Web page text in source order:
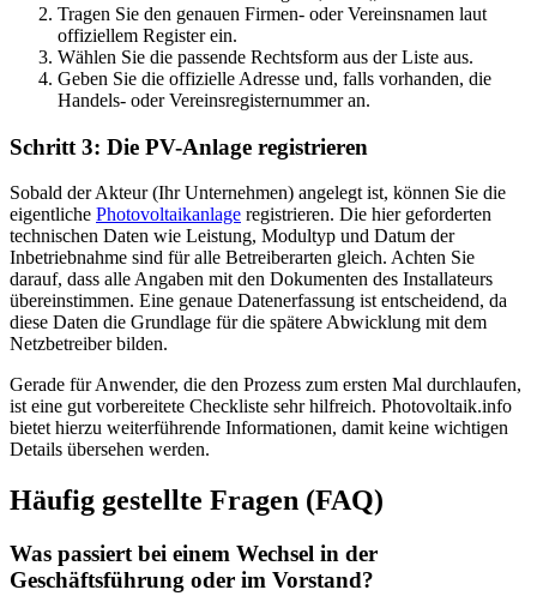
Tragen Sie den genauen Firmen- oder Vereinsnamen laut
offiziellem Register ein.
Wählen Sie die passende Rechtsform aus der Liste aus.
Geben Sie die offizielle Adresse und, falls vorhanden, die
Handels- oder Vereinsregisternummer an.
Schritt 3: Die PV-Anlage registrieren
Sobald der Akteur (Ihr Unternehmen) angelegt ist, können Sie die
eigentliche Photovoltaikanlage registrieren. Die hier geforderten
technischen Daten wie Leistung, Modultyp und Datum der
Inbetriebnahme sind für alle Betreiberarten gleich. Achten Sie
darauf, dass alle Angaben mit den Dokumenten des Installateurs
übereinstimmen. Eine genaue Datenerfassung ist entscheidend, da
diese Daten die Grundlage für die spätere Abwicklung mit dem
Netzbetreiber bilden.
Gerade für Anwender, die den Prozess zum ersten Mal durchlaufen,
ist eine gut vorbereitete Checkliste sehr hilfreich. Photovoltaik.info
bietet hierzu weiterführende Informationen, damit keine wichtigen
Details übersehen werden.
Häufig gestellte Fragen (FAQ)
Was passiert bei einem Wechsel in der
Geschäftsführung oder im Vorstand?